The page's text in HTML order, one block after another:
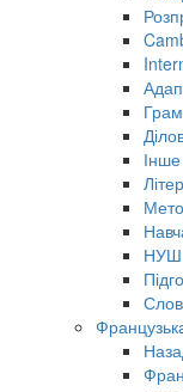
Інше
НУШ